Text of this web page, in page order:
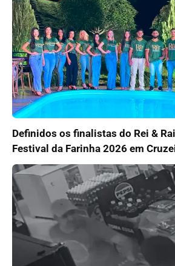
Definidos os finalistas do Rei &
Festival da Farinha 2026 em